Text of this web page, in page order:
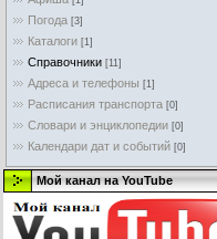
Погода [3]
Каталоги [1]
Справочники [11]
Адреса и телефоны [1]
Расписания транспорта [0]
Словари и энциклопедии [0]
Календари дат и событий [0]
Мой канал на YouTube